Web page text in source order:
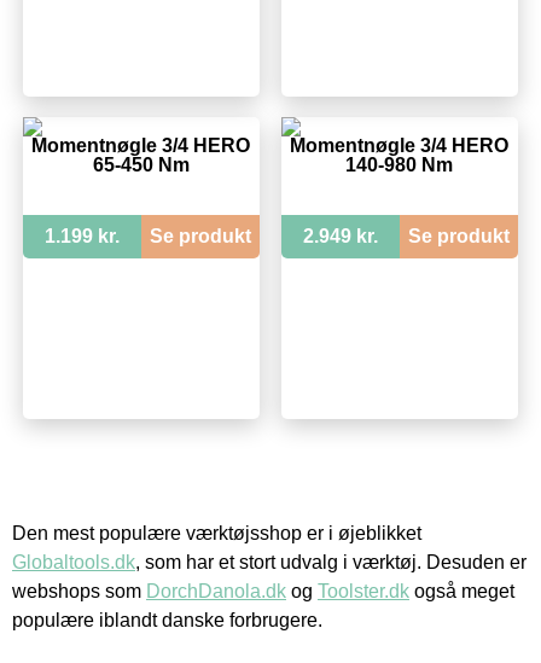
Momentnøgle 3/4 HERO
65-450 Nm
1.199 kr. Se produkt
Momentnøgle 3/4 HERO
140-980 Nm
2.949 kr. Se produkt
Den mest populære værktøjsshop er i øjeblikket
Globaltools.dk, som har et stort udvalg i værktøj. Desuden er
webshops som DorchDanola.dk og Toolster.dk også meget
populære iblandt danske forbrugere.